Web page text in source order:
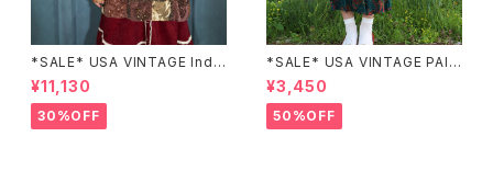
*SALE* USA VINTAGE Indi
go moon PATCHWORK EM
BROIDERY DESIGN JACKE
T/アメリカ古着パッチワーク刺
繍ジャケット
¥11,130
30%OFF
*SALE* USA VINTAGE PAIS
LEY PATTERNED DESIGN S
KIRT/アメリカ古着ペイズリー
柄デザインスカート
¥3,450
50%OFF